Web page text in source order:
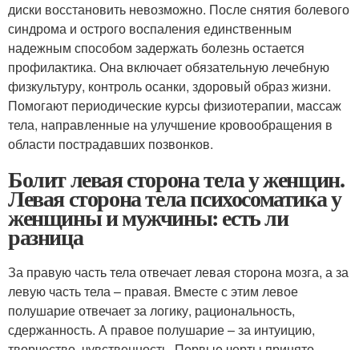
диски восстановить невозможно. После снятия болевого
синдрома и острого воспаления единственным
надежным способом задержать болезнь остается
профилактика. Она включает обязательную лечебную
физкультуру, контроль осанки, здоровый образ жизни.
Помогают периодические курсы физиотерапии, массаж
тела, направленные на улучшение кровообращения в
области пострадавших позвонков.
Болит левая сторона тела у женщин.
Левая сторона тела психосоматика у
женщины и мужчины: есть ли
разница
За правую часть тела отвечает левая сторона мозга, а за
левую часть тела – правая. Вместе с этим левое
полушарие отвечает за логику, рациональность,
сдержанность. А правое полушарие – за интуицию,